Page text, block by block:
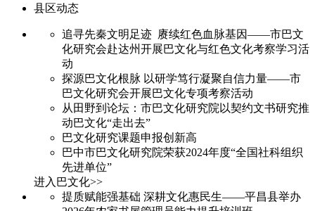
县区动态
追寻先秦文明足迹 赓续红色血脉基因——市巴文
化研究会赴达州开展巴文化与红色文化考察学习活
动
探源巴文化根脉 以研学笃行凝聚自信力量——市
巴文化研究会开展巴文化专项考察活动
从田野到论坛：市巴文化研究院以契约文书研究推
动巴文化“走出去”
巴文化研究课题申报创新高
巴中市巴文化研究院荣获2024年度“全国社科组织
先进单位”
进入巴文化>>
提质赋能强基础 深耕文化惠民生——平昌县举办